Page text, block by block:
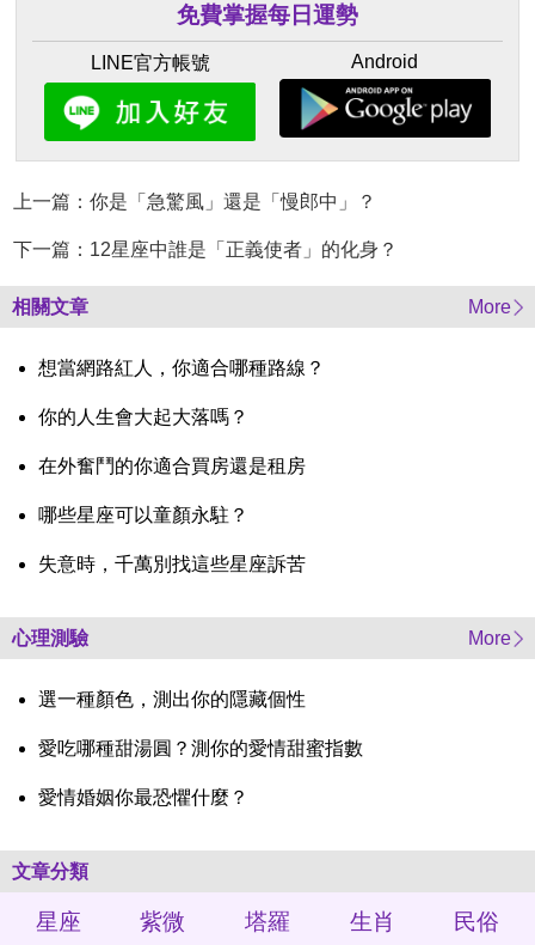
免費掌握每日運勢
LINE官方帳號 Android
上一篇：你是「急驚風」還是「慢郎中」？
下一篇：12星座中誰是「正義使者」的化身？
相關文章 More
想當網路紅人，你適合哪種路線？
你的人生會大起大落嗎？
在外奮鬥的你適合買房還是租房
哪些星座可以童顏永駐？
失意時，千萬別找這些星座訴苦
心理測驗 More
選一種顏色，測出你的隱藏個性
愛吃哪種甜湯圓？測你的愛情甜蜜指數
愛情婚姻你最恐懼什麼？
文章分類
星座 紫微 塔羅 生肖 民俗